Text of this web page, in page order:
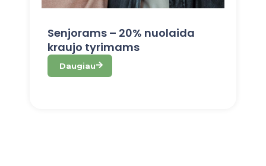
Senjorams – 20% nuolaida
kraujo tyrimams
Daugiau